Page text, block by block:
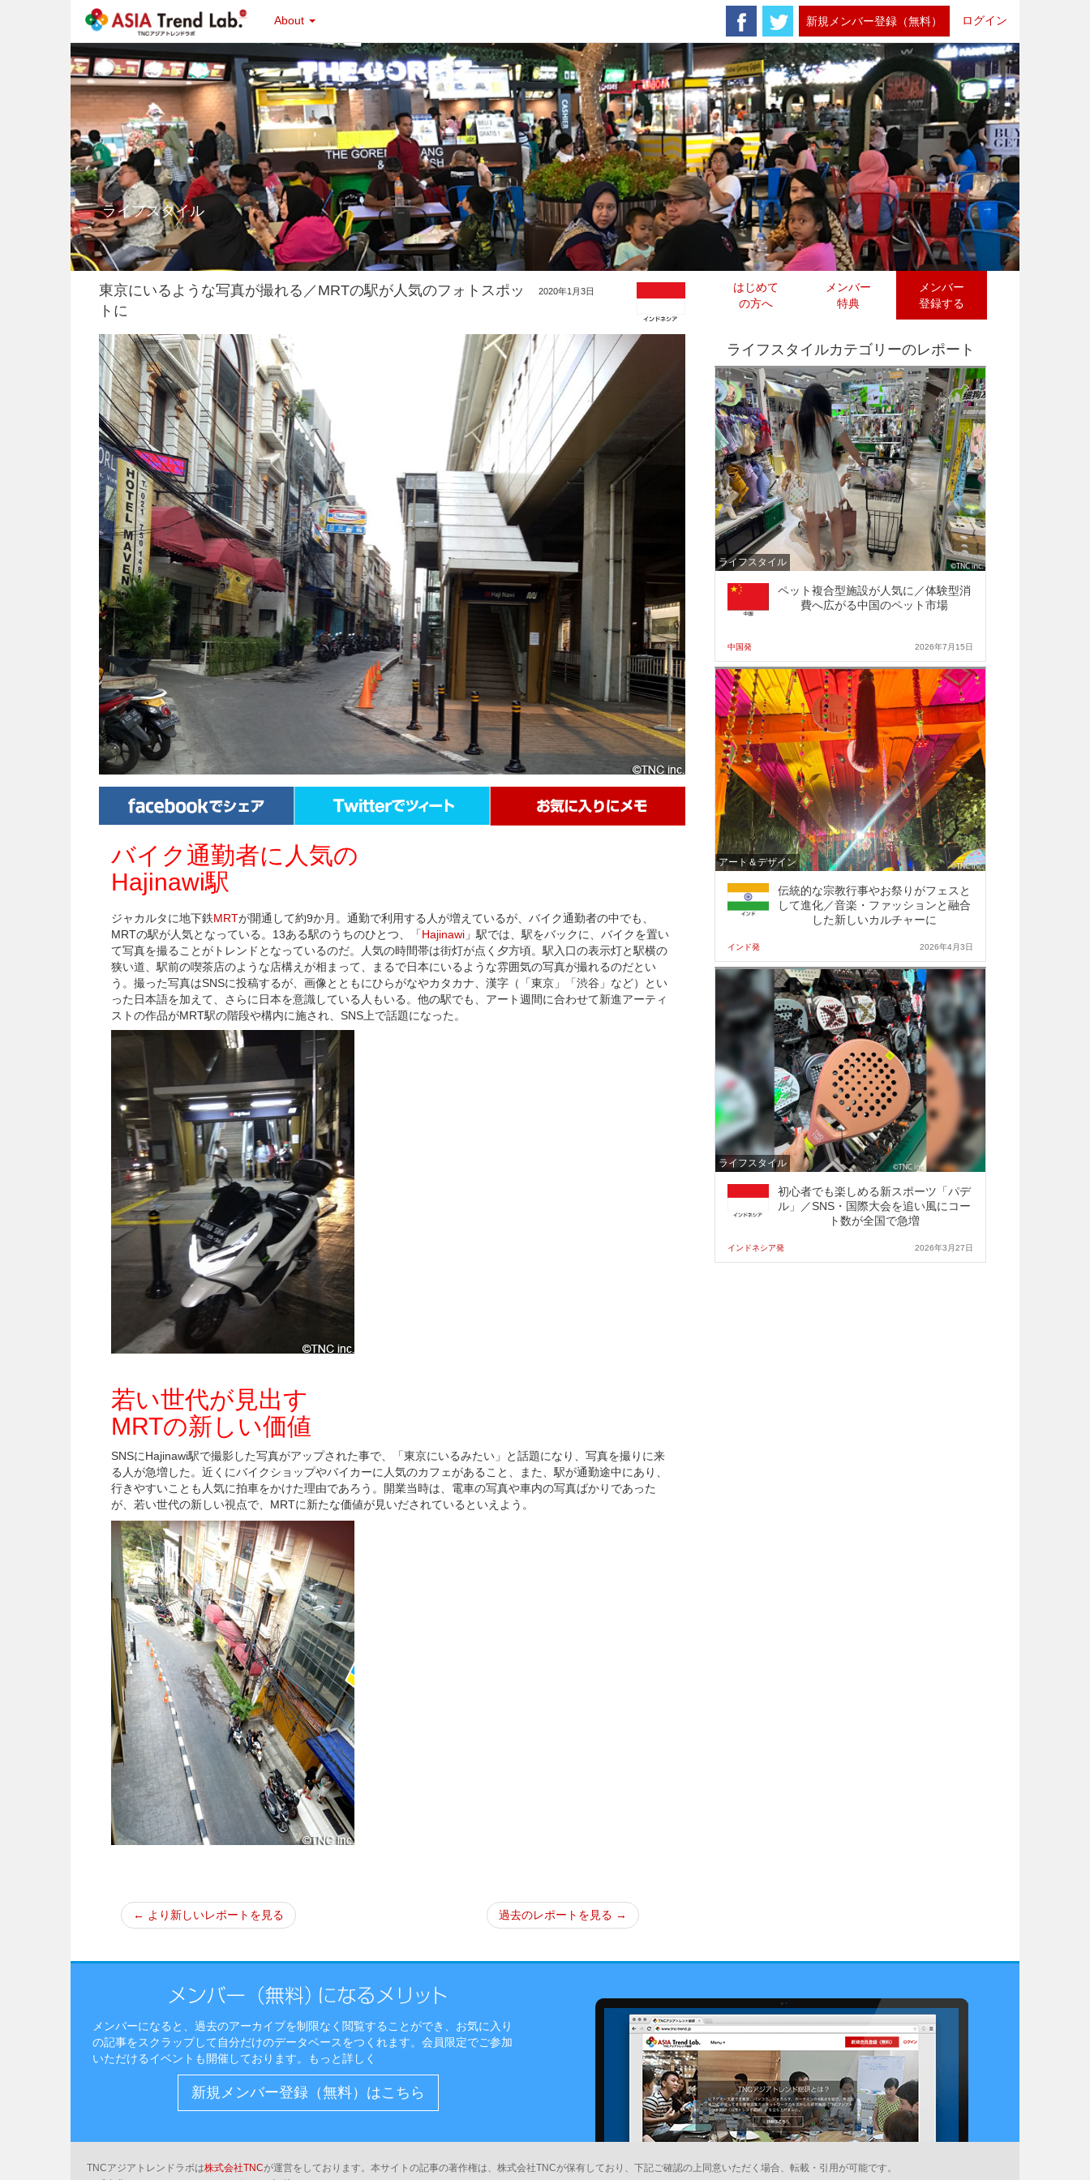
About 新規メンバー登録（無料） ログイン
ライフスタイル
はじめて
の方へ
メンバー
特典
メンバー
登録する
東京にいるような写真が撮れる／MRTの駅が人気のフォトスポッ
トに
2020年1月3日
バイク通勤者に人気の
Hajinawi駅
ジャカルタに地下鉄MRTが開通して約9か月。通勤で利用する人が増えているが、バイク通勤者の中でも、
MRTの駅が人気となっている。13ある駅のうちのひとつ、「Hajinawi 」駅では、駅をバックに、バイクを置い
て写真を撮ることがトレンドとなっているのだ。人気の時間帯は街灯が点く夕方頃。駅入口の表示灯と駅横の
狭い道、駅前の喫茶店のような店構えが相まって、まるで日本にいるような雰囲気の写真が撮れるのだとい
う。撮った写真はSNSに投稿するが、画像とともにひらがなやカタカナ、漢字（「東京」「渋谷」など）とい
った日本語を加えて、さらに日本を意識している人もいる。他の駅でも、アート週間に合わせて新進アーティ
ストの作品がMRT駅の階段や構内に施され、SNS上で話題になった。
若い世代が見出す
MRTの新しい価値
SNSにHajinawi駅で撮影した写真がアップされた事で、「東京にいるみたい」と話題になり、写真を撮りに来
る人が急増した。近くにバイクショップやバイカーに人気のカフェがあること、また、駅が通勤途中にあり、
行きやすいことも人気に拍車をかけた理由であろう。開業当時は、電車の写真や車内の写真ばかりであった
が、若い世代の新しい視点で、MRTに新たな価値が見いだされているといえよう。
← より新しいレポートを見る 過去のレポートを見る →
ライフスタイルカテゴリーのレポート
ライフスタイル
ペット複合型施設が人気に／体験型消
費へ広がる中国のペット市場
中国発 2026年7月15日
アート＆デザイン
伝統的な宗教行事やお祭りがフェスと
して進化／音楽・ファッションと融合
した新しいカルチャーに
インド発 2026年4月3日
ライフスタイル
初心者でも楽しめる新スポーツ「パデ
ル」／SNS・国際大会を追い風にコー
ト数が全国で急増
インドネシア発 2026年3月27日
メンバーになると、過去のアーカイブを制限なく閲覧することができ、お気に入り
の記事をスクラップして自分だけのデータベースをつくれます。会員限定でご参加
いただけるイベントも開催しております。
もっと詳しく
新規メンバー登録（無料）はこちら
TNCアジアトレンドラボは株式会社TNCが運営をしております。本サイトの記事の著作権は、株式会社TNCが保有しており、下記ご確認の上同意いただく場合、転載・引用が可能です。